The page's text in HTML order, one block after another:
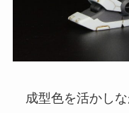
成型色を活かしな